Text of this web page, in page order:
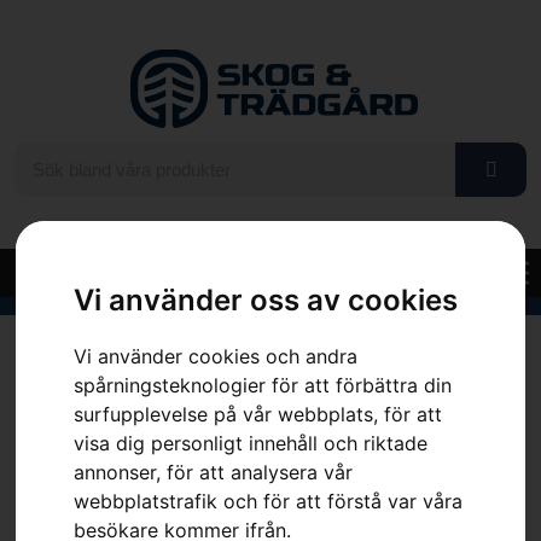
Vi använder oss av cookies
Vi använder cookies och andra
spårningsteknologier för att förbättra din
surfupplevelse på vår webbplats, för att
visa dig personligt innehåll och riktade
annonser, för att analysera vår
webbplatstrafik och för att förstå var våra
besökare kommer ifrån.